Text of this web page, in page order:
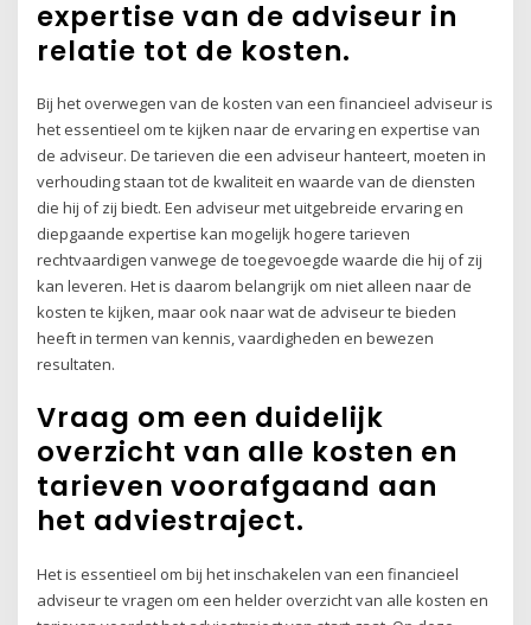
expertise van de adviseur in
relatie tot de kosten.
Bij het overwegen van de kosten van een financieel adviseur is
het essentieel om te kijken naar de ervaring en expertise van
de adviseur. De tarieven die een adviseur hanteert, moeten in
verhouding staan tot de kwaliteit en waarde van de diensten
die hij of zij biedt. Een adviseur met uitgebreide ervaring en
diepgaande expertise kan mogelijk hogere tarieven
rechtvaardigen vanwege de toegevoegde waarde die hij of zij
kan leveren. Het is daarom belangrijk om niet alleen naar de
kosten te kijken, maar ook naar wat de adviseur te bieden
heeft in termen van kennis, vaardigheden en bewezen
resultaten.
Vraag om een duidelijk
overzicht van alle kosten en
tarieven voorafgaand aan
het adviestraject.
Het is essentieel om bij het inschakelen van een financieel
adviseur te vragen om een helder overzicht van alle kosten en